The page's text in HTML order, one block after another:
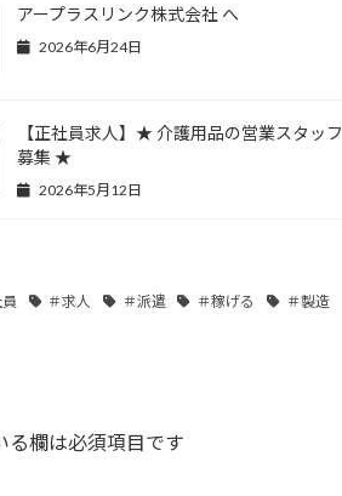
アープラスリンク株式会社 へ
2026年6月24日
【正社員求人】★ 介護用品の営業スタッフ
募集 ★
2026年5月12日
＃求人 ＃派遣 ＃稼げる ＃製造
る欄は必須項目です